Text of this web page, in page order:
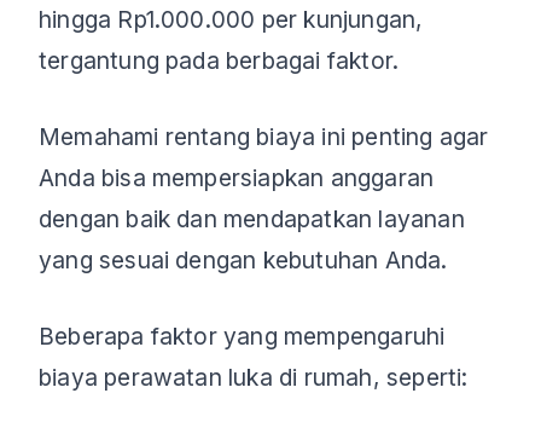
hingga Rp1.000.000 per kunjungan,
tergantung pada berbagai faktor.
Memahami rentang biaya ini penting agar
Anda bisa mempersiapkan anggaran
dengan baik dan mendapatkan layanan
yang sesuai dengan kebutuhan Anda.
Beberapa faktor yang mempengaruhi
biaya perawatan luka di rumah, seperti: